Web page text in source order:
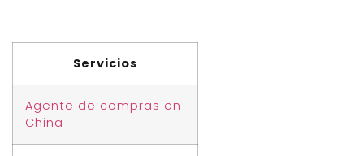
Servicios
Agente de compras en
China